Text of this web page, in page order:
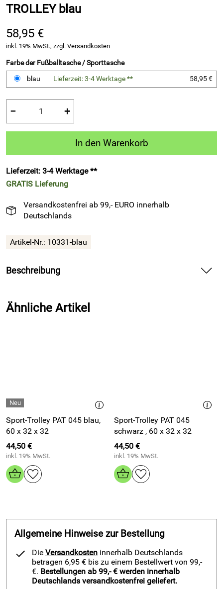
TROLLEY blau
58,95 €
inkl. 19% MwSt., zzgl. Versandkosten
Farbe der Fußballtasche / Sporttasche
blau
Lieferzeit: 3-4 Werktage ** 58,95 €
− +
In den Warenkorb
Lieferzeit: 3-4 Werktage **
GRATIS Lieferung
Versandkostenfrei ab 99,- EURO innerhalb
Deutschlands
Artikel-Nr.: 10331-blau
Beschreibung
robusten Transport für dein Fußball-Team.
Erreiche schnellen Zugriff durch die große Öffnung des
großzügigen Hauptfachs.
Sichere deine Ausrüstung mit den robusten Stahl-
Reißverschlüssen.
Trage zusätzliche Last entspannt dank der verstärkten
Riemen.
Sortiere Schuhe, Trinkflasche und Trikots sauber in das
Frontfach.
Greife bequem zu den stabilen, verstärkten Tragegriffen.
Kantenschutz.
Halte deine Wäsche frischer durch das integrierte
Lüftungsgitter.
Ähnliche Artikel
Sport-Trolley PAT 045 blau,
60 x 32 x 32
44,50 €
inkl. 19% MwSt.
Sport-Trolley PAT 045
schwarz , 60 x 32 x 32
44,50 €
inkl. 19% MwSt.
Allgemeine Hinweise zur Bestellung
Die Versandkosten innerhalb Deutschlands
betragen 6,95 € bis zu einem Bestellwert von 99,-
€. Bestellungen ab 99,- € werden innerhalb
Deutschlands versandkostenfrei geliefert.